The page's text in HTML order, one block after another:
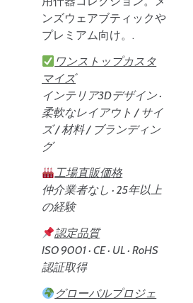
ンズウェアブティックや
プレミアム向け。.
ワンストップカスタ
マイズ
インテリア3Dデザイン ·
柔軟なレイアウト / サイ
ズ / 材料 / ブランディン
グ
工場直販価格
仲介業者なし · 25年以上
の経験
認定品質
ISO 9001 · CE · UL · RoHS
認証取得
グローバルプロジェ